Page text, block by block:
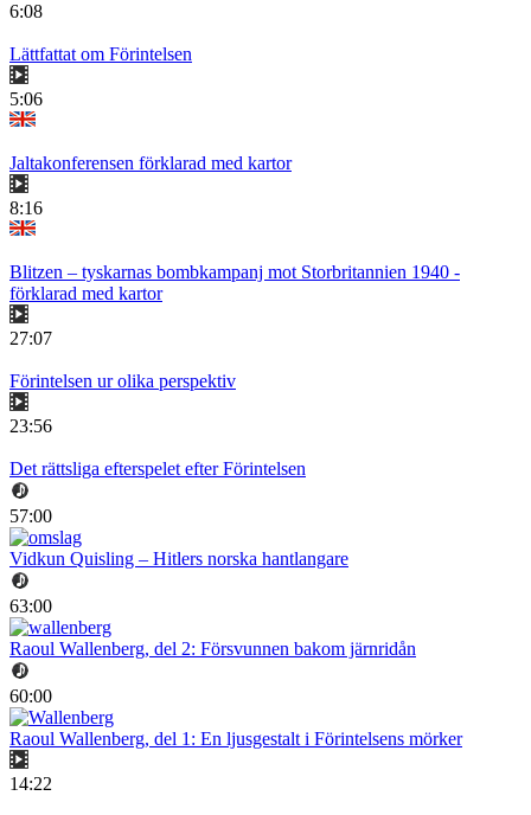
6:08
Lättfattat om Förintelsen
5:06
Jaltakonferensen förklarad med kartor
8:16
Blitzen – tyskarnas bombkampanj mot Storbritannien 1940 -
förklarad med kartor
27:07
Förintelsen ur olika perspektiv
23:56
Det rättsliga efterspelet efter Förintelsen
57:00
Vidkun Quisling – Hitlers norska hantlangare
63:00
Raoul Wallenberg, del 2: Försvunnen bakom järnridån
60:00
Raoul Wallenberg, del 1: En ljusgestalt i Förintelsens mörker
14:22